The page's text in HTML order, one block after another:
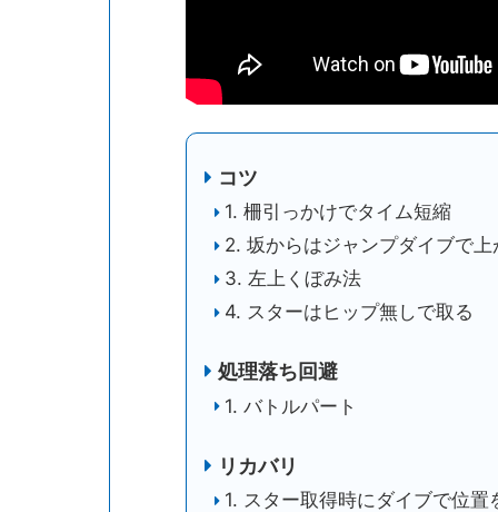
コツ
1. 柵引っかけでタイム短縮
2. 坂からはジャンプダイブで上
3. 左上くぼみ法
4. スターはヒップ無しで取る
処理落ち回避
1. バトルパート
リカバリ
1. スター取得時にダイブで位置